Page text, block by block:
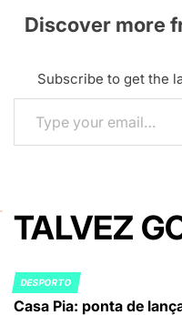
Discover more
Subscribe to get the
Type your email…
TALVEZ
POSTED
IN
DESPORTO
Casa Pia: ponta de